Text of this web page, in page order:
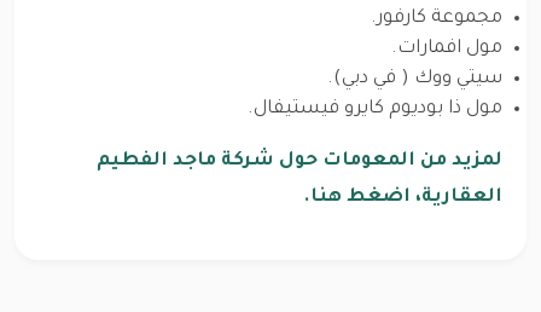
مجموعة كارفور.
مول افمارات.
سيتي ووك ( في دبي).
مول ذا بوديوم كايرو فيستيفال.
لمزيد من المعومات حول شركة ماجد الفطيم
العقارية، اضغط هنا.